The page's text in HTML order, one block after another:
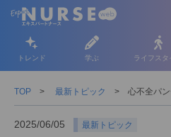
トレンド 学ぶ ライフスタ
TOP 最新トピック 心不全パ
2025/06/05 最新トピック